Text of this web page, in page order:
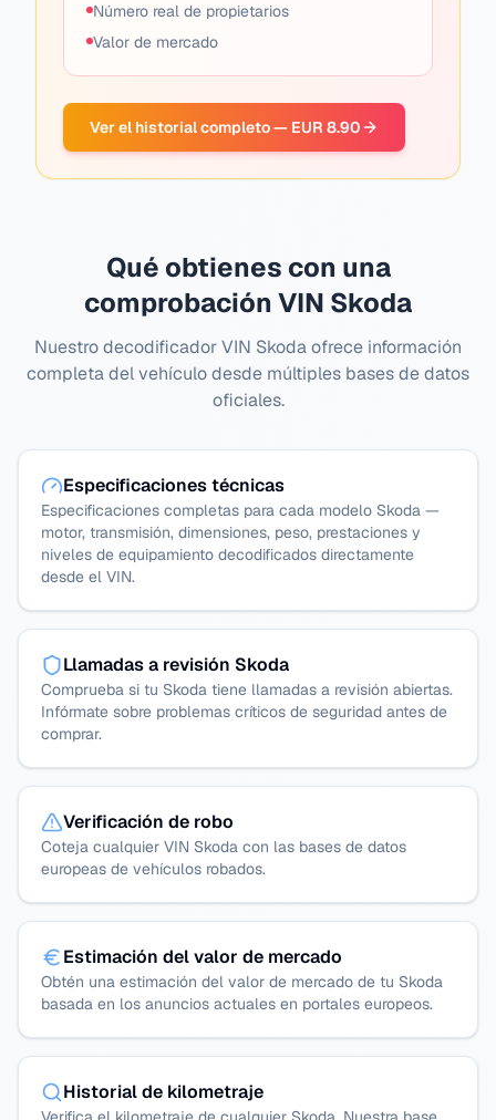
Número real de propietarios
Valor de mercado
Ver el historial completo — EUR 8.90
Qué obtienes con una
comprobación VIN Skoda
Nuestro decodificador VIN Skoda ofrece información
completa del vehículo desde múltiples bases de datos
oficiales.
Especificaciones técnicas
Especificaciones completas para cada modelo Skoda —
motor, transmisión, dimensiones, peso, prestaciones y
niveles de equipamiento decodificados directamente
desde el VIN.
Llamadas a revisión Skoda
Comprueba si tu Skoda tiene llamadas a revisión abiertas.
Infórmate sobre problemas críticos de seguridad antes de
comprar.
Verificación de robo
Coteja cualquier VIN Skoda con las bases de datos
europeas de vehículos robados.
Estimación del valor de mercado
Obtén una estimación del valor de mercado de tu Skoda
basada en los anuncios actuales en portales europeos.
Historial de kilometraje